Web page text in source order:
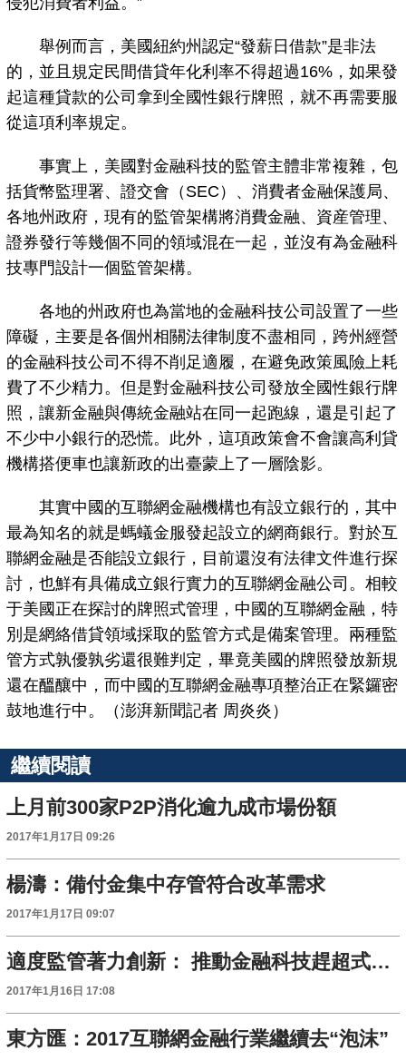
舉例而言，美國紐約州認定“發薪日借款”是非法
的，並且規定民間借貸年化利率不得超過16%，如果發
起這種貸款的公司拿到全國性銀行牌照，就不再需要服
從這項利率規定。
事實上，美國對金融科技的監管主體非常複雜，包
括貨幣監理署、證交會（SEC）、消費者金融保護局、
各地州政府，現有的監管架構將消費金融、資産管理、
證券發行等幾個不同的領域混在一起，並沒有為金融科
技專門設計一個監管架構。
各地的州政府也為當地的金融科技公司設置了一些
障礙，主要是各個州相關法律制度不盡相同，跨州經營
的金融科技公司不得不削足適履，在避免政策風險上耗
費了不少精力。但是對金融科技公司發放全國性銀行牌
照，讓新金融與傳統金融站在同一起跑線，還是引起了
不少中小銀行的恐慌。此外，這項政策會不會讓高利貸
機構搭便車也讓新政的出臺蒙上了一層陰影。
其實中國的互聯網金融機構也有設立銀行的，其中
最為知名的就是螞蟻金服發起設立的網商銀行。對於互
聯網金融是否能設立銀行，目前還沒有法律文件進行探
討，也鮮有具備成立銀行實力的互聯網金融公司。相較
于美國正在探討的牌照式管理，中國的互聯網金融，特
別是網絡借貸領域採取的監管方式是備案管理。兩種監
管方式孰優孰劣還很難判定，畢竟美國的牌照發放新規
還在醞釀中，而中國的互聯網金融專項整治正在緊鑼密
鼓地進行中。（澎湃新聞記者 周炎炎）
繼續閱讀
上月前300家P2P消化逾九成市場份額
2017年1月17日 09:26
楊濤：備付金集中存管符合改革需求
2017年1月17日 09:07
適度監管著力創新： 推動金融科技趕超式發展
2017年1月16日 17:08
東方匯：2017互聯網金融行業繼續去“泡沫”